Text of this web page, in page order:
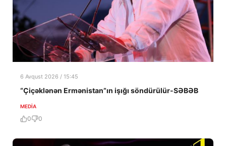
6 Avqust 2026 / 15:45
“Çiçəklənən Ermənistan”ın işığı söndürülür-SƏBƏB
MEDİA
0 0